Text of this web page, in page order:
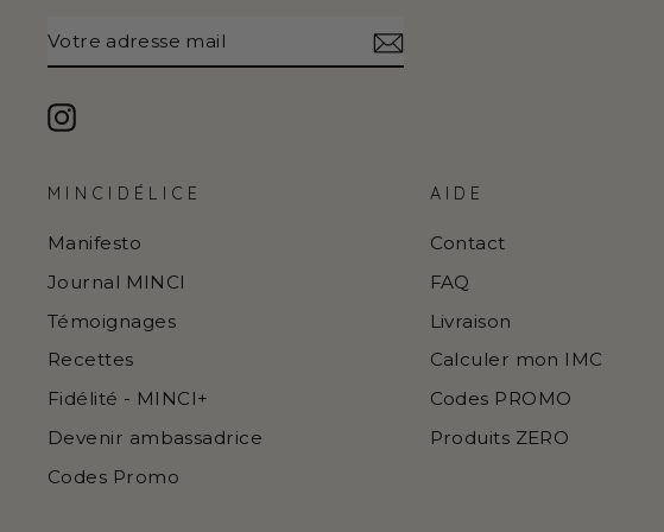
ADRESSE
MAIL
Instagram
MINCIDÉLICE
Manifesto
Journal MINCI
Témoignages
Recettes
Fidélité - MINCI+
Devenir ambassadrice
Codes Promo
AIDE
Contact
FAQ
Livraison
Calculer mon IMC
Codes PROMO
Produits ZERO